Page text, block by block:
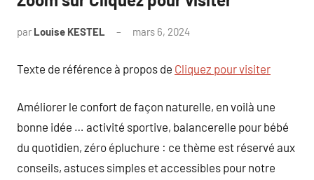
par Louise KESTEL mars 6, 2024
Texte de référence à propos de Cliquez pour visiter
Améliorer le confort de façon naturelle, en voilà une
bonne idée … activité sportive, balancerelle pour bébé
du quotidien, zéro épluchure : ce thème est réservé aux
conseils, astuces simples et accessibles pour notre